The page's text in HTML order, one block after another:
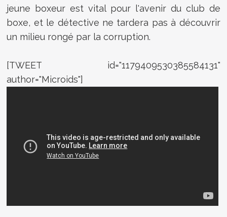
jeune boxeur est vital pour l'avenir du club de
boxe, et le détective ne tardera pas à découvrir
un milieu rongé par la corruption.
[TWEET id="1179409530385584131"
author="Microids"]